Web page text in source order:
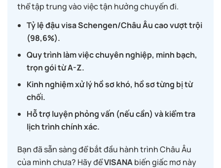
thể tập trung vào việc tận hưởng chuyến đi.
Tỷ lệ đậu visa Schengen/Châu Âu cao vượt trội
(98,6%).
Quy trình làm việc chuyên nghiệp, minh bạch,
trọn gói từ A-Z.
Kinh nghiệm xử lý hồ sơ khó, hồ sơ từng bị từ
chối.
Hỗ trợ luyện phỏng vấn (nếu cần) và kiểm tra
lịch trình chính xác.
Bạn đã sẵn sàng để bắt đầu hành trình Châu Âu
của mình chưa? Hãy đểVISANAbiến giấc mơ này